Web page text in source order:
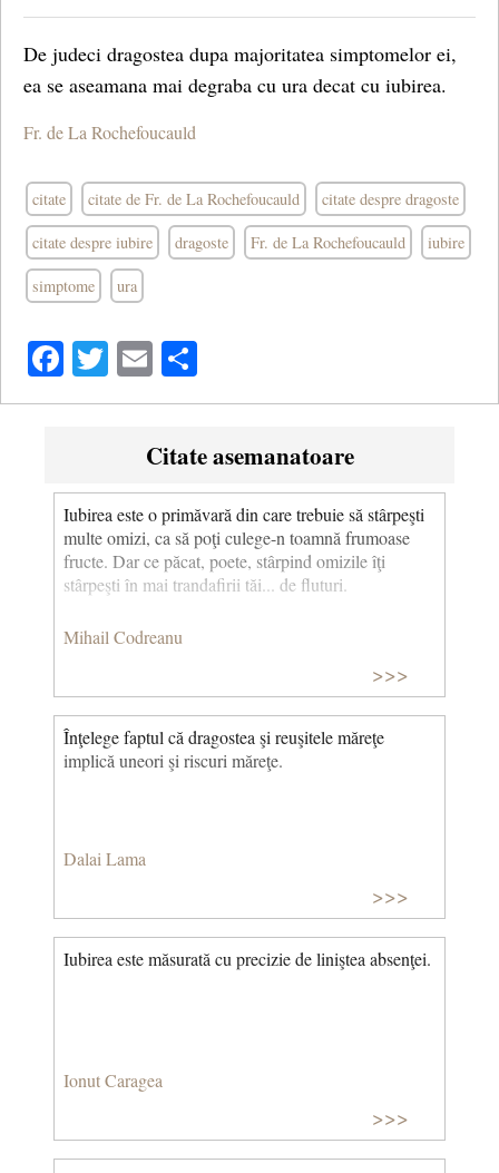
De judeci dragostea dupa majoritatea simptomelor ei,
ea se aseamana mai degraba cu ura decat cu iubirea.
Fr. de La Rochefoucauld
citate citate de Fr. de La Rochefoucauld citate despre dragoste
citate despre iubire dragoste Fr. de La Rochefoucauld iubire
simptome ura
Facebook
Twitter
Email
Citate asemanatoare
Iubirea este o primăvară din care trebuie să stârpeşti
multe omizi, ca să poţi culege-n toamnă frumoase
fructe. Dar ce păcat, poete, stârpind omizile îţi
stârpeşti în mai trandafirii tăi... de fluturi.
Mihail Codreanu
>>>
Înţelege faptul că dragostea şi reuşitele măreţe
implică uneori şi riscuri măreţe.
Dalai Lama
>>>
Iubirea este măsurată cu precizie de liniştea absenţei.
Ionut Caragea
>>>